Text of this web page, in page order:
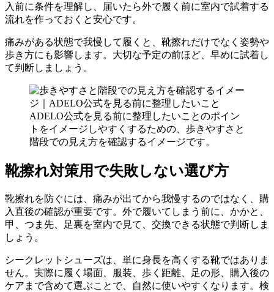
入前に条件を理解し、届いたら外で履く前に室内で試着する
流れを作っておくと安心です。
痛みがある状態で我慢して履くと、靴擦れだけでなく姿勢や
歩き方にも影響します。大切な予定の前ほど、早めに試着し
て判断しましょう。
ADELO公式を見る前に整理したいことのポイン
トをイメージしやすくするための、歩きやすさと
階段での見え方を確認するイメージです。
靴擦れ対策用で失敗しない選び方
靴擦れを防ぐには、痛みが出てから我慢するのではなく、購
入直後の確認が重要です。外で履いてしまう前に、かかと、
甲、つま先、足裏を室内で見て、交換できる状態で判断しま
しょう。
シークレットシューズは、単に身長を高くする靴ではありま
せん。実際に履く場面、服装、歩く距離、足の形、購入後の
ケアまで含めて選ぶことで、自然に使いやすくなります。検